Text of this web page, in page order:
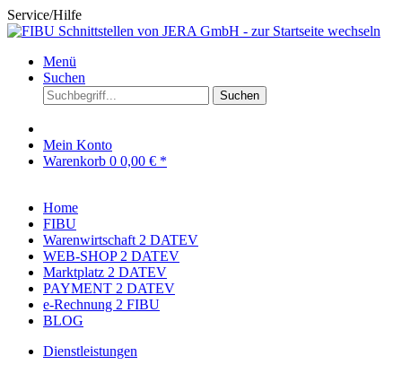
Service/Hilfe
Menü
Suchen
Suchen
Mein Konto
Warenkorb 0 0,00 € *
Home
FIBU
Warenwirtschaft 2 DATEV
WEB-SHOP 2 DATEV
Marktplatz 2 DATEV
PAYMENT 2 DATEV
e-Rechnung 2 FIBU
BLOG
Dienstleistungen